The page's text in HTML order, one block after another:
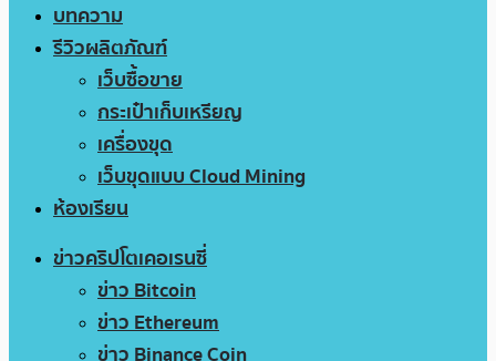
บทความ
รีวิวผลิตภัณฑ์
เว็บซื้อขาย
กระเป๋าเก็บเหรียญ
เครื่องขุด
เว็บขุดแบบ Cloud Mining
ห้องเรียน
ข่าวคริปโตเคอเรนซี่
ข่าว Bitcoin
ข่าว Ethereum